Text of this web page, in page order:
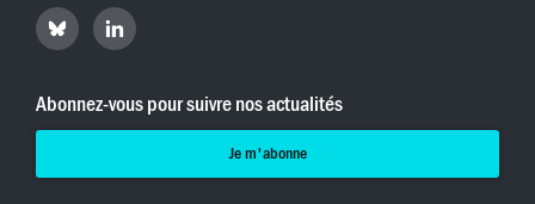
Retrouvez
Hyperradio
Bluesky
Retrouvez
Hyperradio
LinkedIn
Abonnez-vous pour suivre nos actualités
Je m'abonne